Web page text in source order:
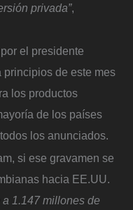
privada”,
el presidente
de este mes
los productos
de los países
los anunciados.
si ese gravamen se
hacia EE.UU.
a 1.147 millones de